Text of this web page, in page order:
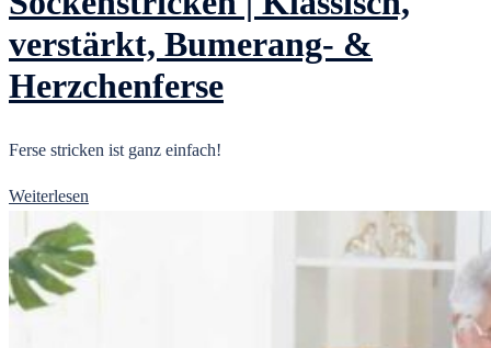
verstärkt, Bumerang- &
Herzchenferse
Ferse stricken ist ganz einfach!
Weiterlesen